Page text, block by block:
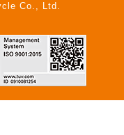
Co., Ltd.